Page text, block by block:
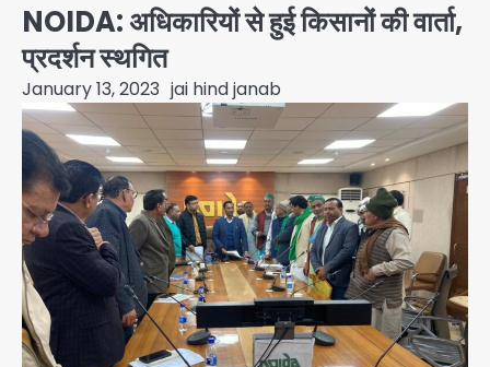
NOIDA: अधिकारियों से हुई किसानों की वार्ता,
प्रदर्शन स्थगित
January 13, 2023 jai hind janab